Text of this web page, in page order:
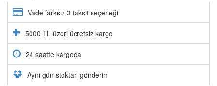
Vade farksız 3 taksit seçeneği
5000 TL üzeri ücretsiz kargo
24 saatte kargoda
Aynı gün stoktan gönderim